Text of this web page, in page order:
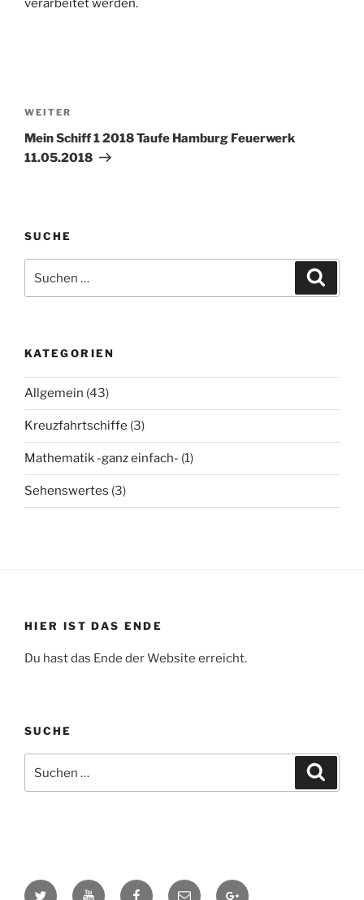
verarbeitet werden.
Nächster
Beitrag
WEITER
Mein Schiff 1 2018 Taufe Hamburg Feuerwerk
11.05.2018
SUCHE
nach:
KATEGORIEN
Allgemein (43)
Kreuzfahrtschiffe (3)
Mathematik -ganz einfach- (1)
Sehenswertes (3)
HIER IST DAS ENDE
Du hast das Ende der Website erreicht.
SUCHE
nach:
Meine Mein Meine Schreib Google+